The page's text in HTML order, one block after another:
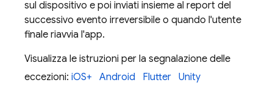
sul dispositivo e poi inviati insieme al report del
successivo evento irreversibile o quando l'utente
finale riavvia l'app.
Visualizza le istruzioni per la segnalazione delle
eccezioni: iOS+ Android Flutter Unity